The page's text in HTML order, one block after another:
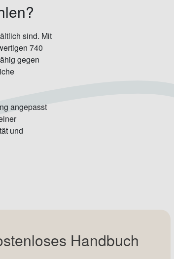
sind. Mit
740
gegen
angepasst
und
Handbuch